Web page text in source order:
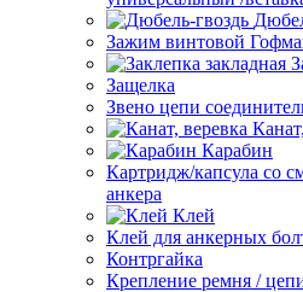
Зажим винтовой
Защелка
Звено цепи
Карабин
Картридж/капсула со
анкера
Клей
Клей для анкерных
Контргайка
Крепление ремня /